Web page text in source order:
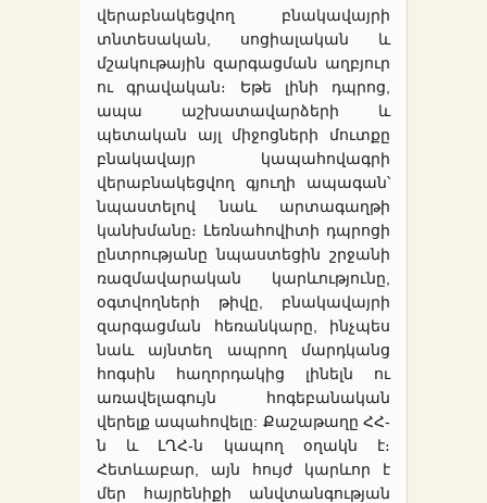
վերաբնակեցվող բնակավայրի
տնտեսական, սոցիալական և
մշակութային զարգացման աղբյուր
ու գրավական։ Եթե լինի դպրոց,
ապա աշխատավարձերի և
պետական այլ միջոցների մուտքը
բնակավայր կապահովագրի
վերաբնակեցվող գյուղի ապագան՝
նպաստելով նաև արտագաղթի
կանխմանը։ Լեռնահովիտի դպրոցի
ընտրությանը նպաստեցին շրջանի
ռազմավարական կարևությունը,
օգտվողների թիվը, բնակավայրի
զարգացման հեռանկարը, ինչպես
նաև այնտեղ ապրող մարդկանց
հոգսին հաղորդակից լինելն ու
առավելագույն հոգեբանական
վերելք ապահովելը: Քաշաթաղը ՀՀ-
ն և ԼՂՀ-ն կապող օղակն է։
Հետևաբար, այն հույժ կարևոր է
մեր հայրենիքի անվտանգության